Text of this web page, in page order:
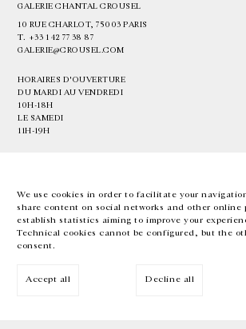
We use cookies in order to facilitate your
share content on social networks and other online
establish statistics aiming to improve your
Technical cookies cannot be configured, but the
consent.
Accept all Decline all
GALERIE CHANTAL CROUSEL
10 RUE CHARLOT, 75003 PARIS
T. +33 1 42 77 38 87
GALERIE@CROUSEL.COM
HORAIRES D'OUVERTURE
DU MARDI AU VENDREDI
10H-18H
LE SAMEDI
11H-19H
EN FR 中文 Facebook Instagram
Inscrivez-vous à notre newsletter